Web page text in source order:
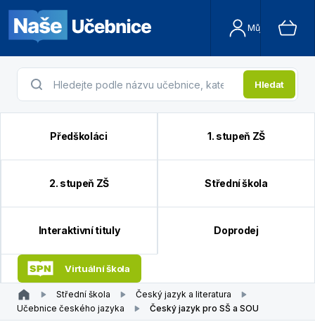
Můj účet
Hledat
Předškoláci 1. stupeň ZŠ
2. stupeň ZŠ Střední škola
Interaktivní tituly Doprodej
Virtuální škola
Střední škola
Český jazyk a literatura
Učebnice českého jazyka
Český jazyk pro SŠ a SOU